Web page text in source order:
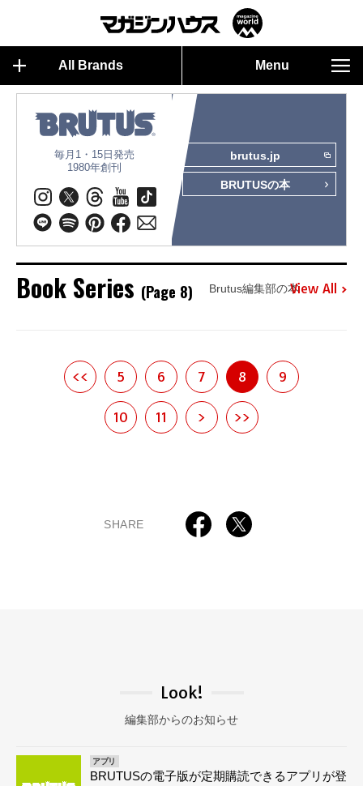
All Brands Menu
毎月1・15日発売
1980年創刊
brutus.jp
BRUTUSの本
Book Series (Page 8) Brutus編集部の本View All
<< 5 6 7 8 9
10 11 > >>
SHARE
Look!
編集部からのお知らせ
アプリ
BRUTUSの電子版が定期購読できるアプリが登